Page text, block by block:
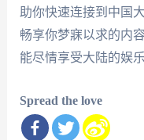
助你快速连接到中国
畅享你梦寐以求的内
能尽情享受大陆的娱
Spread the love